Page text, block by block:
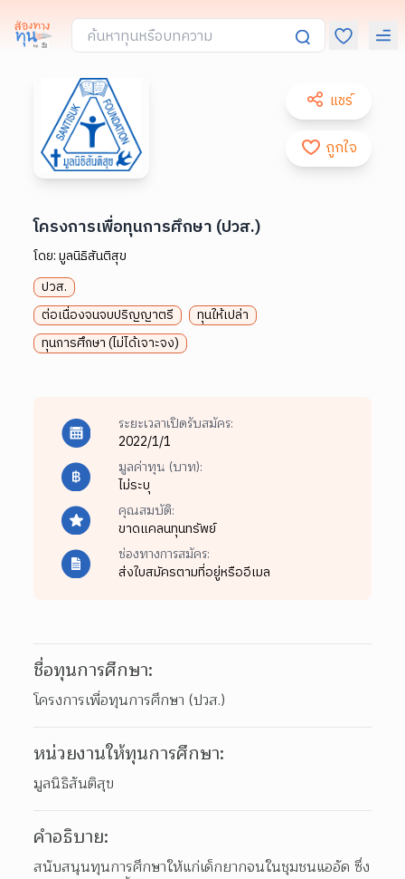
แชร์
ถูกใจ
โครงการเพื่อทุนการศึกษา (ปวส.)
โดย:มูลนิธิสันติสุข
ปวส.
ต่อเนื่องจนจบปริญญาตรี
ทุนให้เปล่า
ทุนการศึกษา (ไม่ได้เจาะจง)
ระยะเวลาเปิดรับสมัคร:
2022/1/1
มูลค่าทุน (บาท):
ไม่ระบุ
คุณสมบัติ:
ขาดแคลนทุนทรัพย์
ช่องทางการสมัคร:
ส่งใบสมัครตามที่อยู่หรืออีเมล
ชื่อทุนการศึกษา:
โครงการเพื่อทุนการศึกษา (ปวส.)
หน่วยงานให้ทุนการศึกษา:
มูลนิธิสันติสุข
คำอธิบาย:
สนับสนุนทุนการศึกษาให้แก่เด็กยากจนในชุมชนแออัด ซึ่ง